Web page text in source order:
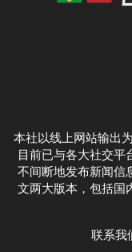
本社以线上网站输出
目前已与各大社交平
不间断地发布新闻信
文两大版本，包括国
联系我